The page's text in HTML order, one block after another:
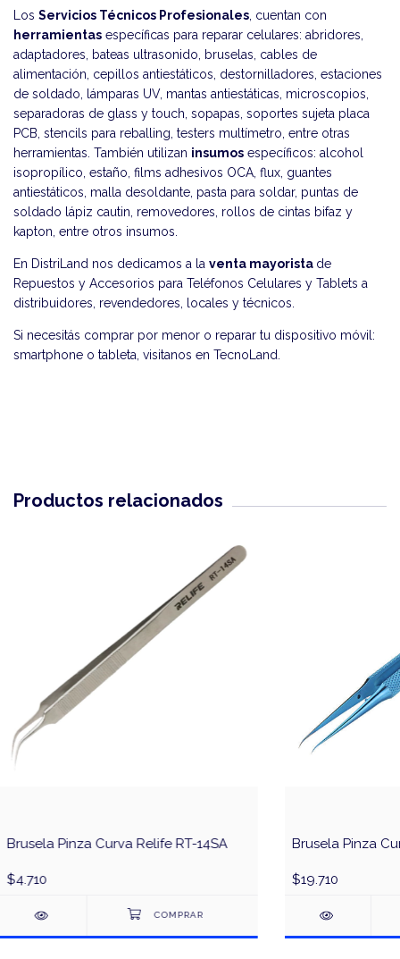
Los Servicios Técnicos Profesionales , cuentan con
herramientas específicas para reparar celulares: abridores,
adaptadores, bateas ultrasonido, bruselas, cables de
alimentación, cepillos antiestáticos, destornilladores, estaciones
de soldado, lámparas UV, mantas antiestáticas, microscopios,
separadoras de glass y touch, sopapas, soportes sujeta placa
PCB, stencils para reballing, testers multímetro, entre otras
herramientas. También utilizan insumos específicos: alcohol
isopropílico, estaño, films adhesivos OCA, flux, guantes
antiestáticos, malla desoldante, pasta para soldar, puntas de
soldado lápiz cautin, removedores, rollos de cintas bifaz y
kapton, entre otros insumos.
En DistriLand nos dedicamos a la venta mayorista de
Repuestos y Accesorios para Teléfonos Celulares y Tablets a
distribuidores, revendedores, locales y técnicos.
Si necesitás comprar por menor o reparar tu dispositivo móvil:
smartphone o tableta, visitanos en TecnoLand
Productos relacionados
Brusela Pinza Curva Relife RT-14SA
$4.710
Brusela Pinza
$19.710